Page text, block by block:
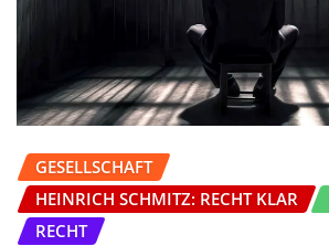
GESELLSCHAFT
HEINRICH SCHMITZ: RECHT KLAR
RECHT